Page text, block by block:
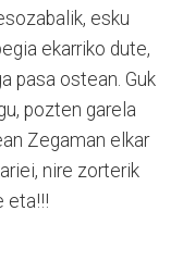
esku
ekarriko dute,
pasa ostean. Guk
pozten garela
Zegaman elkar
nire zorterik
eta!!!